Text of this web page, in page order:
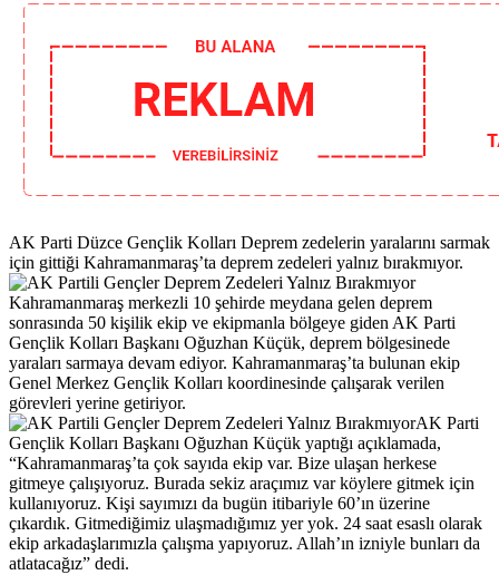
AK Parti Düzce Gençlik Kolları Deprem zedelerin yaralarını sarmak
için gittiği Kahramanmaraş’ta deprem zedeleri yalnız bırakmıyor.
Kahramanmaraş merkezli 10 şehirde meydana gelen deprem
sonrasında 50 kişilik ekip ve ekipmanla bölgeye giden AK Parti
Gençlik Kolları Başkanı Oğuzhan Küçük, deprem bölgesinede
yaraları sarmaya devam ediyor. Kahramanmaraş’ta bulunan ekip
Genel Merkez Gençlik Kolları koordinesinde çalışarak verilen
görevleri yerine getiriyor.
AK Parti
Gençlik Kolları Başkanı Oğuzhan Küçük yaptığı açıklamada,
“Kahramanmaraş’ta çok sayıda ekip var. Bize ulaşan herkese
gitmeye çalışıyoruz. Burada sekiz araçımız var köylere gitmek için
kullanıyoruz. Kişi sayımızı da bugün itibariyle 60’ın üzerine
çıkardık. Gitmediğimiz ulaşmadığımız yer yok. 24 saat esaslı olarak
ekip arkadaşlarımızla çalışma yapıyoruz. Allah’ın izniyle bunları da
atlatacağız” dedi.